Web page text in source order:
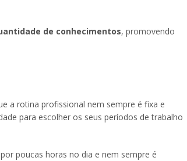
de conhecimentos, promovendo
a rotina profissional nem sempre é fixa e
para escolher os seus períodos de trabalho
poucas horas no dia e nem sempre é